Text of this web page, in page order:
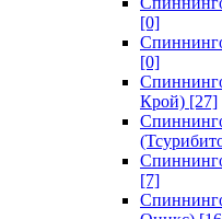
[0]
[0]
Крой) [27]
[7]